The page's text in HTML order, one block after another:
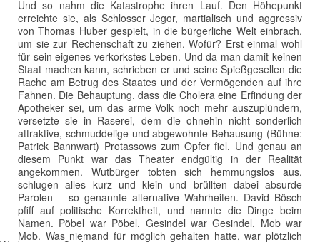
Und so nahm die Katastrophe ihren Lauf. Den Höhepunkt
erreichte sie, als Schlosser Jegor, martialisch und aggressiv
von Thomas Huber gespielt, in die bürgerliche Welt einbrach,
um sie zur Rechenschaft zu ziehen. Wofür? Erst einmal wohl
für sein eigenes verkorkstes Leben. Und da man damit keinen
Staat machen kann, schrieben er und seine Spießgesellen die
Rache am Betrug des Staates und der Vermögenden auf ihre
Fahnen. Die Behauptung, dass die Cholera eine Erfindung der
Apotheker sei, um das arme Volk noch mehr auszuplündern,
versetzte sie in Raserei, dem die ohnehin nicht sonderlich
attraktive, schmuddelige und abgewohnte Behausung (Bühne:
Patrick Bannwart) Protassows zum Opfer fiel. Und genau an
diesem Punkt war das Theater endgültig in der Realität
angekommen. Wutbürger tobten sich hemmungslos aus,
schlugen alles kurz und klein und brüllten dabei absurde
Parolen – so genannte alternative Wahrheiten. David Bösch
pfiff auf politische Korrektheit, und nannte die Dinge beim
Namen. Pöbel war Pöbel, Gesindel war Gesindel, Mob war
Mob. Was niemand für möglich gehalten hatte, war plötzlich